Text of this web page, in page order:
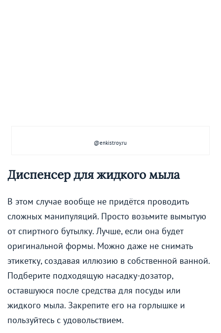
@enkistroy.ru
Диспенсер для жидкого мыла
В этом случае вообще не придётся проводить
сложных манипуляций. Просто возьмите вымытую
от спиртного бутылку. Лучше, если она будет
оригинальной формы. Можно даже не снимать
этикетку, создавая иллюзию в собственной ванной.
Подберите подходящую насадку-дозатор,
оставшуюся после средства для посуды или
жидкого мыла. Закрепите его на горлышке и
пользуйтесь с удовольствием.